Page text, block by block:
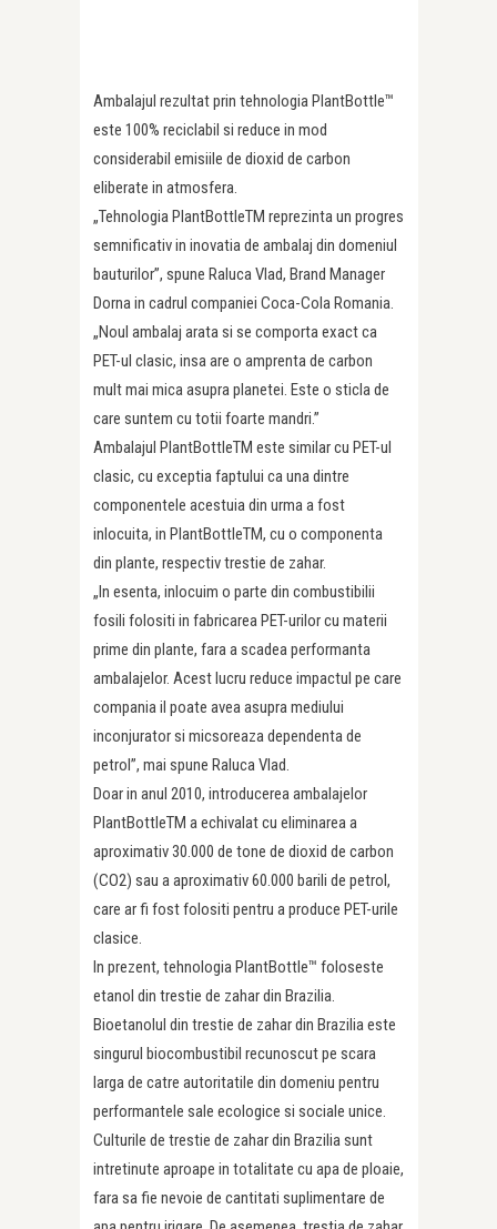
Ambalajul rezultat prin tehnologia PlantBottle™
este 100% reciclabil si reduce in mod
considerabil emisiile de dioxid de carbon
eliberate in atmosfera.
„Tehnologia PlantBottleTM reprezinta un progres
semnificativ in inovatia de ambalaj din domeniul
bauturilor”, spune Raluca Vlad, Brand Manager
Dorna in cadrul companiei Coca-Cola Romania.
„Noul ambalaj arata si se comporta exact ca
PET-ul clasic, insa are o amprenta de carbon
mult mai mica asupra planetei. Este o sticla de
care suntem cu totii foarte mandri.”
Ambalajul PlantBottleTM este similar cu PET-ul
clasic, cu exceptia faptului ca una dintre
componentele acestuia din urma a fost
inlocuita, in PlantBottleTM, cu o componenta
din plante, respectiv trestie de zahar.
„In esenta, inlocuim o parte din combustibilii
fosili folositi in fabricarea PET-urilor cu materii
prime din plante, fara a scadea performanta
ambalajelor. Acest lucru reduce impactul pe care
compania il poate avea asupra mediului
inconjurator si micsoreaza dependenta de
petrol”, mai spune Raluca Vlad.
Doar in anul 2010, introducerea ambalajelor
PlantBottleTM a echivalat cu eliminarea a
aproximativ 30.000 de tone de dioxid de carbon
(CO2) sau a aproximativ 60.000 barili de petrol,
care ar fi fost folositi pentru a produce PET-urile
clasice.
In prezent, tehnologia PlantBottle™ foloseste
etanol din trestie de zahar din Brazilia.
Bioetanolul din trestie de zahar din Brazilia este
singurul biocombustibil recunoscut pe scara
larga de catre autoritatile din domeniu pentru
performantele sale ecologice si sociale unice.
Culturile de trestie de zahar din Brazilia sunt
intretinute aproape in totalitate cu apa de ploaie,
fara sa fie nevoie de cantitati suplimentare de